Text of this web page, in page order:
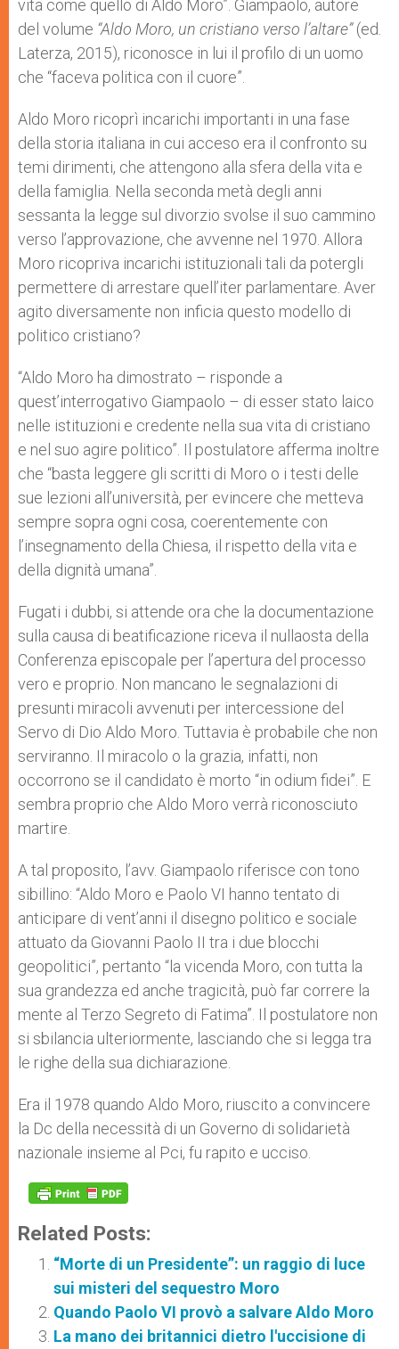
vita come quello di Aldo Moro”. Giampaolo, autore
del volume “Aldo Moro, un cristiano verso l’altare”(ed.
Laterza, 2015), riconosce in lui il profilo di un uomo
che “faceva politica con il cuore”.
Aldo Moro ricoprì incarichi importanti in una fase
della storia italiana in cui acceso era il confronto su
temi dirimenti, che attengono alla sfera della vita e
della famiglia. Nella seconda metà degli anni
sessanta la legge sul divorzio svolse il suo cammino
verso l’approvazione, che avvenne nel 1970. Allora
Moro ricopriva incarichi istituzionali tali da potergli
permettere di arrestare quell’iter parlamentare. Aver
agito diversamente non inficia questo modello di
politico cristiano?
“Aldo Moro ha dimostrato – risponde a
quest’interrogativo Giampaolo – di esser stato laico
nelle istituzioni e credente nella sua vita di cristiano
e nel suo agire politico”. Il postulatore afferma inoltre
che “basta leggere gli scritti di Moro o i testi delle
sue lezioni all’università, per evincere che metteva
sempre sopra ogni cosa, coerentemente con
l’insegnamento della Chiesa, il rispetto della vita e
della dignità umana”.
Fugati i dubbi, si attende ora che la documentazione
sulla causa di beatificazione riceva il nullaosta della
Conferenza episcopale per l’apertura del processo
vero e proprio. Non mancano le segnalazioni di
presunti miracoli avvenuti per intercessione del
Servo di Dio Aldo Moro. Tuttavia è probabile che non
serviranno. Il miracolo o la grazia, infatti, non
occorrono se il candidato è morto “in odium fidei”. E
sembra proprio che Aldo Moro verrà riconosciuto
martire.
A tal proposito, l’avv. Giampaolo riferisce con tono
sibillino: “Aldo Moro e Paolo VI hanno tentato di
anticipare di vent’anni il disegno politico e sociale
attuato da Giovanni Paolo II tra i due blocchi
geopolitici”, pertanto “la vicenda Moro, con tutta la
sua grandezza ed anche tragicità, può far correre la
mente al Terzo Segreto di Fatima”. Il postulatore non
si sbilancia ulteriormente, lasciando che si legga tra
le righe della sua dichiarazione.
Era il 1978 quando Aldo Moro, riuscito a convincere
la Dc della necessità di un Governo di solidarietà
nazionale insieme al Pci, fu rapito e ucciso.
Related Posts:
“Morte di un Presidente”: un raggio di luce
sui misteri del sequestro Moro
Quando Paolo VI provò a salvare Aldo Moro
La mano dei britannici dietro l'uccisione di